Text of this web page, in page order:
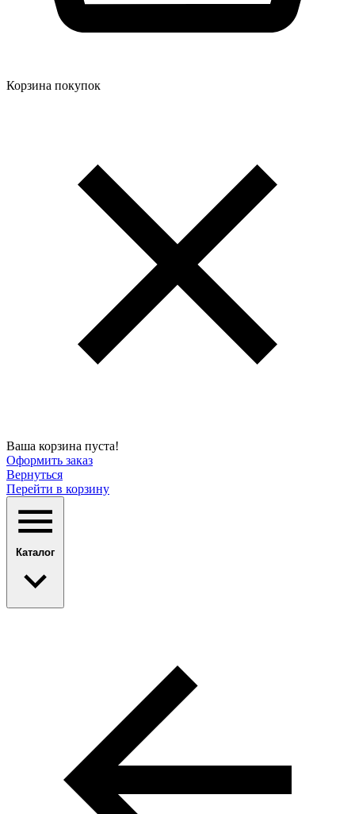
Корзина покупок
Ваша корзина пуста!
Оформить заказ
Вернуться
Перейти в корзину
Каталог